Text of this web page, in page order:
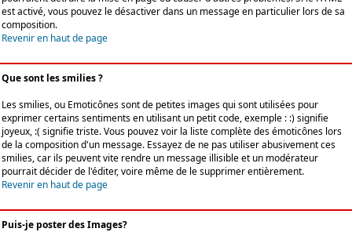
est activé, vous pouvez le désactiver dans un message en particulier lors de sa
composition.
Revenir en haut de page
Que sont les smilies ?
Les smilies, ou Emoticônes sont de petites images qui sont utilisées pour
exprimer certains sentiments en utilisant un petit code, exemple : :) signifie
joyeux, :( signifie triste. Vous pouvez voir la liste complète des émoticônes lors
de la composition d'un message. Essayez de ne pas utiliser abusivement ces
smilies, car ils peuvent vite rendre un message illisible et un modérateur
pourrait décider de l'éditer, voire même de le supprimer entièrement.
Revenir en haut de page
Puis-je poster des Images?